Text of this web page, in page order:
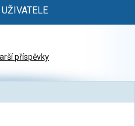
příspěvky